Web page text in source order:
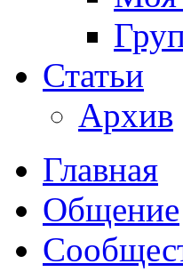
Статьи
Архив
Главная
Общение